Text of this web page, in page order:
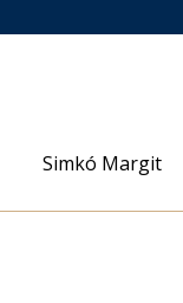
Simkó Margit